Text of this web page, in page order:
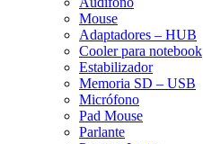
Mouse
Adaptadores – HUB
Cooler para notebook
Estabilizador
Memoria SD – USB
Micrófono
Pad Mouse
Parlante